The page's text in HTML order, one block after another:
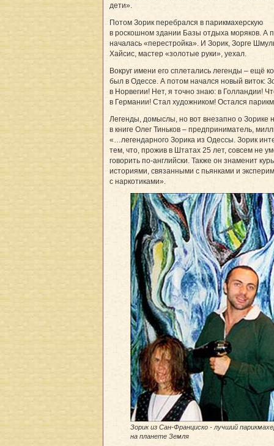
дети».
Потом Зорик перебрался в парикмахерскую
в роскошном здании Базы отдыха моряков. А
началась «перестройка». И Зорик, Зорге
Хайсис, мастер «золотые руки», уехал.
Вокруг имени его сплетались легенды – ещё
был в Одессе. А потом начался новый виток:
в Норвегии! Нет, я точно знаю: в Голландии!
в Германии! Стал художником! Остался
Легенды, домыслы, но вот внезапно о Зорике
в книге Олег Тиньков – предприниматель,
«…легендарного Зорика из Одессы. Зорик
тем, что, прожив в Штатах 25 лет, совсем не
говорить по-английски. Также он знаменит
историями, связанными с пьянками и
с наркотиками».
Зорик из Сан-Франциско - лучший
на планете Земля